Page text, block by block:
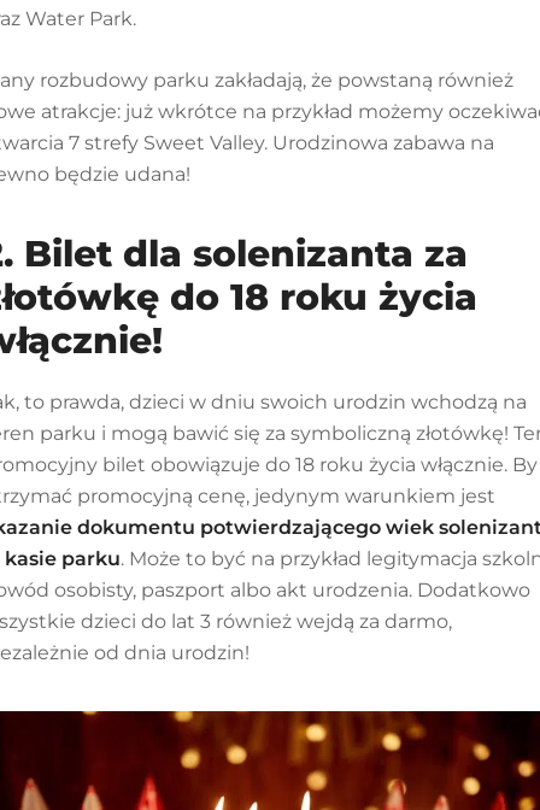
Water Park.
rozbudowy parku zakładają, że powstaną również
atrakcje: już wkrótce na przykład możemy
7 strefy Sweet Valley. Urodzinowa zabawa na
będzie udana!
Bilet dla solenizanta za
do 18 roku życia
to prawda, dzieci w dniu swoich urodzin wchodzą na
parku i mogą bawić się za symboliczną złotówkę!
bilet obowiązuje do 18 roku życia włącznie. By
promocyjną cenę, jedynym warunkiem jest
dokumentu potwierdzającego wiek
kasie parku. Może to być na przykład legitymacja
osobisty, paszport albo akt urodzenia. Dodatkowo
dzieci do lat 3 również wejdą za darmo,
od dnia urodzin!